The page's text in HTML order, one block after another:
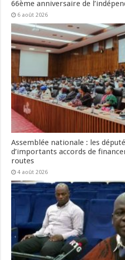
66ème anniversaire de
6 août 2026
Assemblée nationale : les
d’importants accords de
routes
4 août 2026